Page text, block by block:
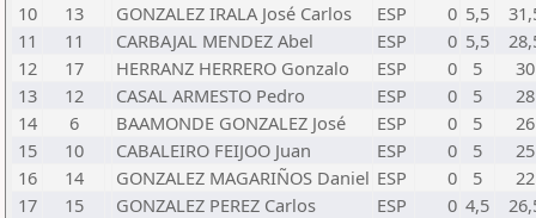
10
13 GONZALEZ IRALA José Carlos ESP 0 5,5
11
11 CARBAJAL MENDEZ Abel ESP 0 5,5
12
17 HERRANZ HERRERO Gonzalo ESP 0 5
30
13
12 CASAL ARMESTO Pedro ESP 0 5
28
14
6 BAAMONDE GONZALEZ José ESP 0 5
26
15
10 CABALEIRO FEIJOO Juan ESP 0 5
25
16
14 GONZALEZ MAGARIÑOS Daniel ESP 0 5
22
17
15 GONZALEZ PEREZ Carlos ESP 0 4,5